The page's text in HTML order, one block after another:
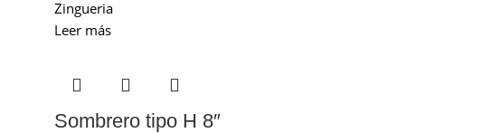
Zingueria
Leer más
Sombrero tipo H 8″